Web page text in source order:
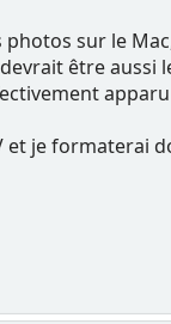
sur le
être aussi
et je formaterai